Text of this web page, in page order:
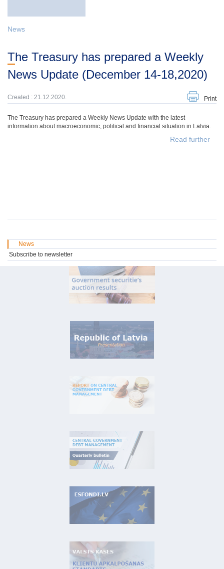
News
The Treasury has prepared a Weekly
News Update (December 14-18,2020)
Created : 21.12.2020. Print
The Treasury has prepared a Weekly News Update with the latest
information about macroeconomic, political and financial situation in Latvia.
Read further
News
Subscribe to newsletter